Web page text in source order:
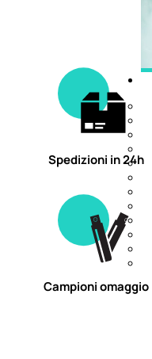
Spedizioni in 24h
Campioni omaggio